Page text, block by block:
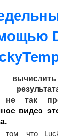
не так
видео
том, что